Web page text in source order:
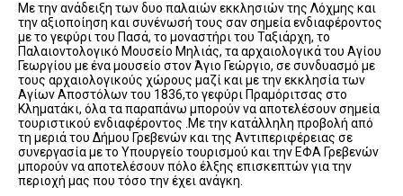
Με την ανάδειξη των δυο παλαιών εκκλησιών της Λόχμης και
την αξιοποίηση και συνένωσή τους σαν σημεία ενδιαφέροντος
με το γεφύρι του Πασά, το μοναστήρι του Ταξιάρχη, το
Παλαιοντολογικό Μουσείο Μηλιάς, τα αρχαιολογικά του Αγίου
Γεωργίου με ένα μουσείο στον Άγιο Γεώργιο, σε συνδυασμό με
τους αρχαιολογικούς χώρους μαζί και με την εκκλησία των
Αγίων Αποστόλων του 1836,το γεφύρι Πραμόριτσας στο
Κληματάκι, όλα τα παραπάνω μπορούν να αποτελέσουν σημεία
τουριστικού ενδιαφέροντος .Με την κατάλληλη προβολή από
τη μεριά του Δήμου Γρεβενών και της Αντιπεριφέρειας σε
συνεργασία με το Υπουργείο τουρισμού και την ΕΦΑ Γρεβενών
μπορούν να αποτελέσουν πόλο έλξης επισκεπτών για την
περιοχή μας που τόσο την έχει ανάγκη.